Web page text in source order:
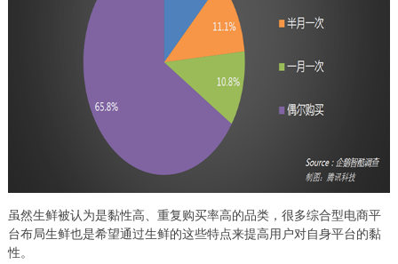
虽然生鲜被认为是黏性高、重复购买率高的品类，很多综合型电商平
台布局生鲜也是希望通过生鲜的这些特点来提高用户对自身平台的黏
性。